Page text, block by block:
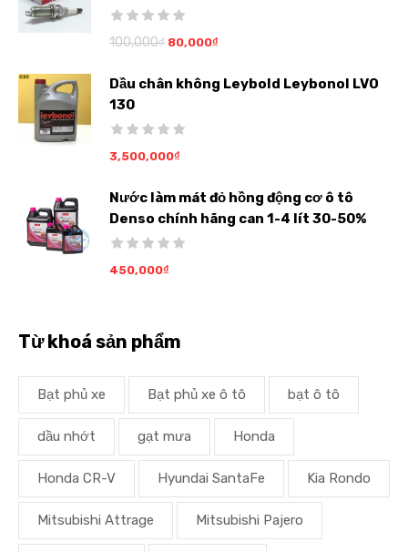
100,000₫ 80,000₫
Dầu chân không Leybold Leybonol LVO
130
3,500,000₫
Nước làm mát đỏ hồng động cơ ô tô
Denso chính hãng can 1-4 lít 30-50%
450,000₫
Từ khoá sản phẩm
Bạt phủ xe Bạt phủ xe ô tô bạt ô tô
dầu nhớt gạt mưa Honda
Honda CR-V Hyundai SantaFe Kia Rondo
Mitsubishi Attrage Mitsubishi Pajero